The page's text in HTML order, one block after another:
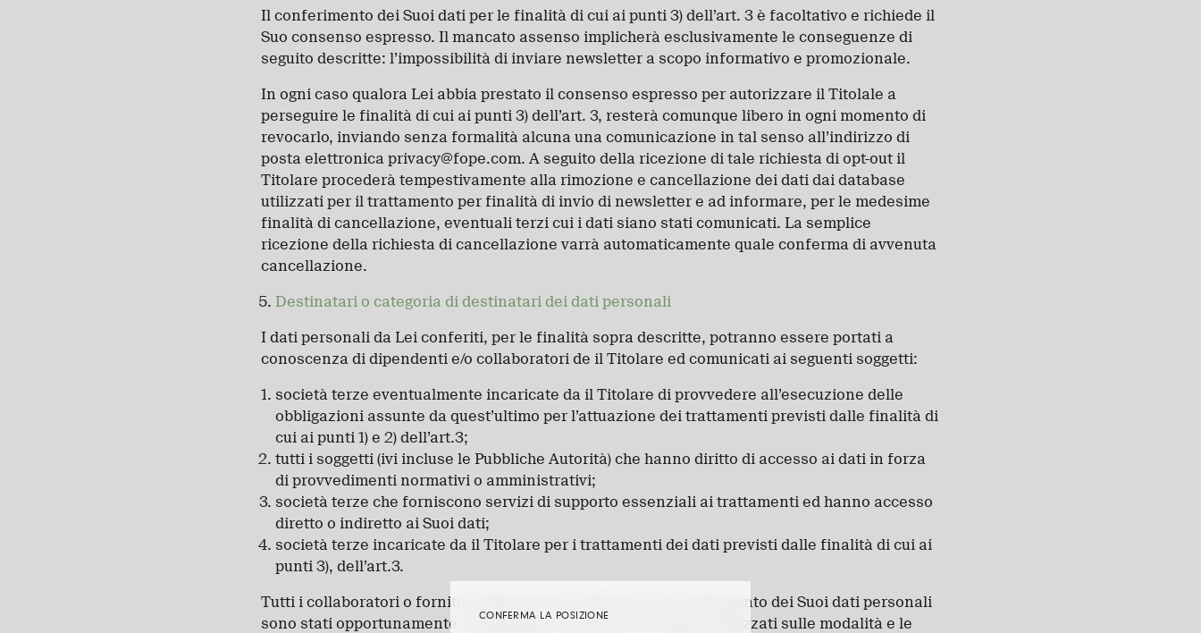
CONFERMA LA POSIZIONE
Il conferimento dei Suoi dati per le finalità di cui ai punti 3) dell’art. 3 è facoltativo e richiede il
Suo consenso espresso. Il mancato assenso implicherà esclusivamente le conseguenze di
seguito descritte: l’impossibilità di inviare newsletter a scopo informativo e promozionale.
In ogni caso qualora Lei abbia prestato il consenso espresso per autorizzare il Titolale a
perseguire le finalità di cui ai punti 3) dell’art. 3, resterà comunque libero in ogni momento di
revocarlo, inviando senza formalità alcuna una comunicazione in tal senso all’indirizzo di
posta elettronica privacy@fope.com. A seguito della ricezione di tale richiesta di opt-out il
Titolare procederà tempestivamente alla rimozione e cancellazione dei dati dai database
utilizzati per il trattamento per finalità di invio di newsletter e ad informare, per le medesime
finalità di cancellazione, eventuali terzi cui i dati siano stati comunicati. La semplice
ricezione della richiesta di cancellazione varrà automaticamente quale conferma di avvenuta
cancellazione.
Destinatari o categoria di destinatari dei dati personali
I dati personali da Lei conferiti, per le finalità sopra descritte, potranno essere portati a
conoscenza di dipendenti e/o collaboratori de il Titolare ed comunicati ai seguenti soggetti:
società terze eventualmente incaricate da il Titolare di provvedere all’esecuzione delle
obbligazioni assunte da quest’ultimo per l’attuazione dei trattamenti previsti dalle finalità di
cui ai punti 1) e 2) dell’art.3;
tutti i soggetti (ivi incluse le Pubbliche Autorità) che hanno diritto di accesso ai dati in forza
di provvedimenti normativi o amministrativi;
società terze che forniscono servizi di supporto essenziali ai trattamenti ed hanno accesso
diretto o indiretto ai Suoi dati;
società terze incaricate da il Titolare per i trattamenti dei dati previsti dalle finalità di cui ai
punti 3), dell’art.3.
Tutti i collaboratori o fornitori utilizzati da il Titolare per il trattamento dei Suoi dati personali
sono stati opportunamente e legalmente autorizzati e responsabilizzati sulle modalità e le